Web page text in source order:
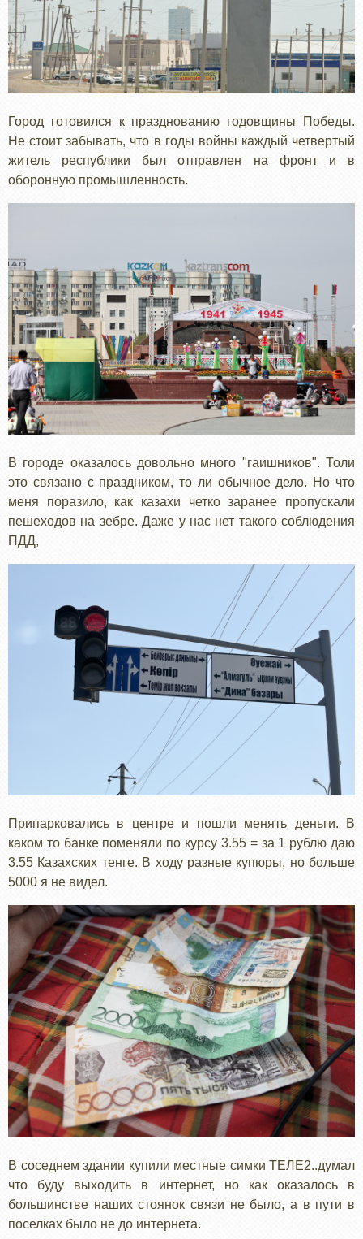
Город готовился к празднованию годовщины Победы.
Не стоит забывать, что в годы войны каждый четвертый
житель республики был отправлен на фронт и в
оборонную промышленность.
В городе оказалось довольно много "гаишников". Толи
это связано с праздником, то ли обычное дело. Но что
меня поразило, как казахи четко заранее пропускали
пешеходов на зебре. Даже у нас нет такого соблюдения
ПДД,
Припарковались в центре и пошли менять деньги. В
каком то банке поменяли по курсу 3.55 = за 1 рублю даю
3.55 Казахских тенге. В ходу разные купюры, но больше
5000 я не видел.
В соседнем здании купили местные симки ТЕЛЕ2..думал
что буду выходить в интернет, но как оказалось в
большинстве наших стоянок связи не было, а в пути в
поселках было не до интернета.